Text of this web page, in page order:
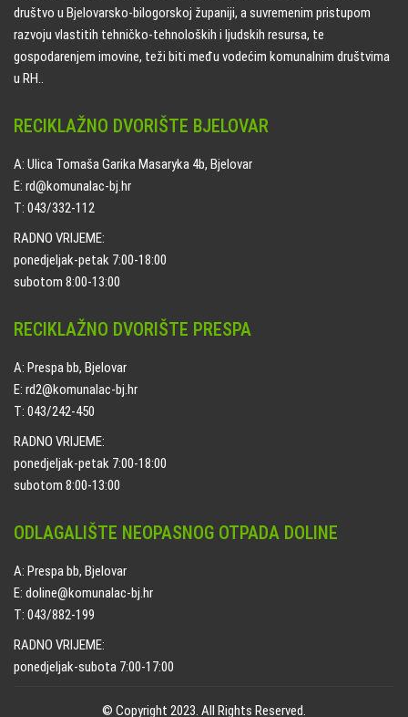
društvo u Bjelovarsko-bilogorskoj županiji, a suvremenim pristupom
razvoju vlastitih tehničko-tehnoloških i ljudskih resursa, te
gospodarenjem imovine, teži biti među vodećim komunalnim društvima
u RH..
RECIKLAŽNO DVORIŠTE BJELOVAR
A: Ulica Tomaša Garika Masaryka 4b, Bjelovar
E: rd@komunalac-bj.hr
T: 043/332-112
RADNO VRIJEME:
ponedjeljak-petak 7:00-18:00
subotom 8:00-13:00
RECIKLAŽNO DVORIŠTE PRESPA
A: Prespa bb, Bjelovar
E: rd2@komunalac-bj.hr
T: 043/242-450
RADNO VRIJEME:
ponedjeljak-petak 7:00-18:00
subotom 8:00-13:00
ODLAGALIŠTE NEOPASNOG OTPADA DOLINE
A: Prespa bb, Bjelovar
E: doline@komunalac-bj.hr
T: 043/882-199
RADNO VRIJEME:
ponedjeljak-subota 7:00-17:00
© Copyright 2023. All Rights Reserved.